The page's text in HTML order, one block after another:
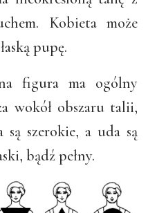
Kobieta może
pupę.
figura ma ogólny
wokół obszaru talii,
szerokie, a uda są
bądź pełny.